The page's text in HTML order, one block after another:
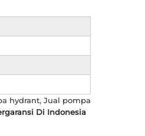
hydrant, Jual pompa
Di Indonesia